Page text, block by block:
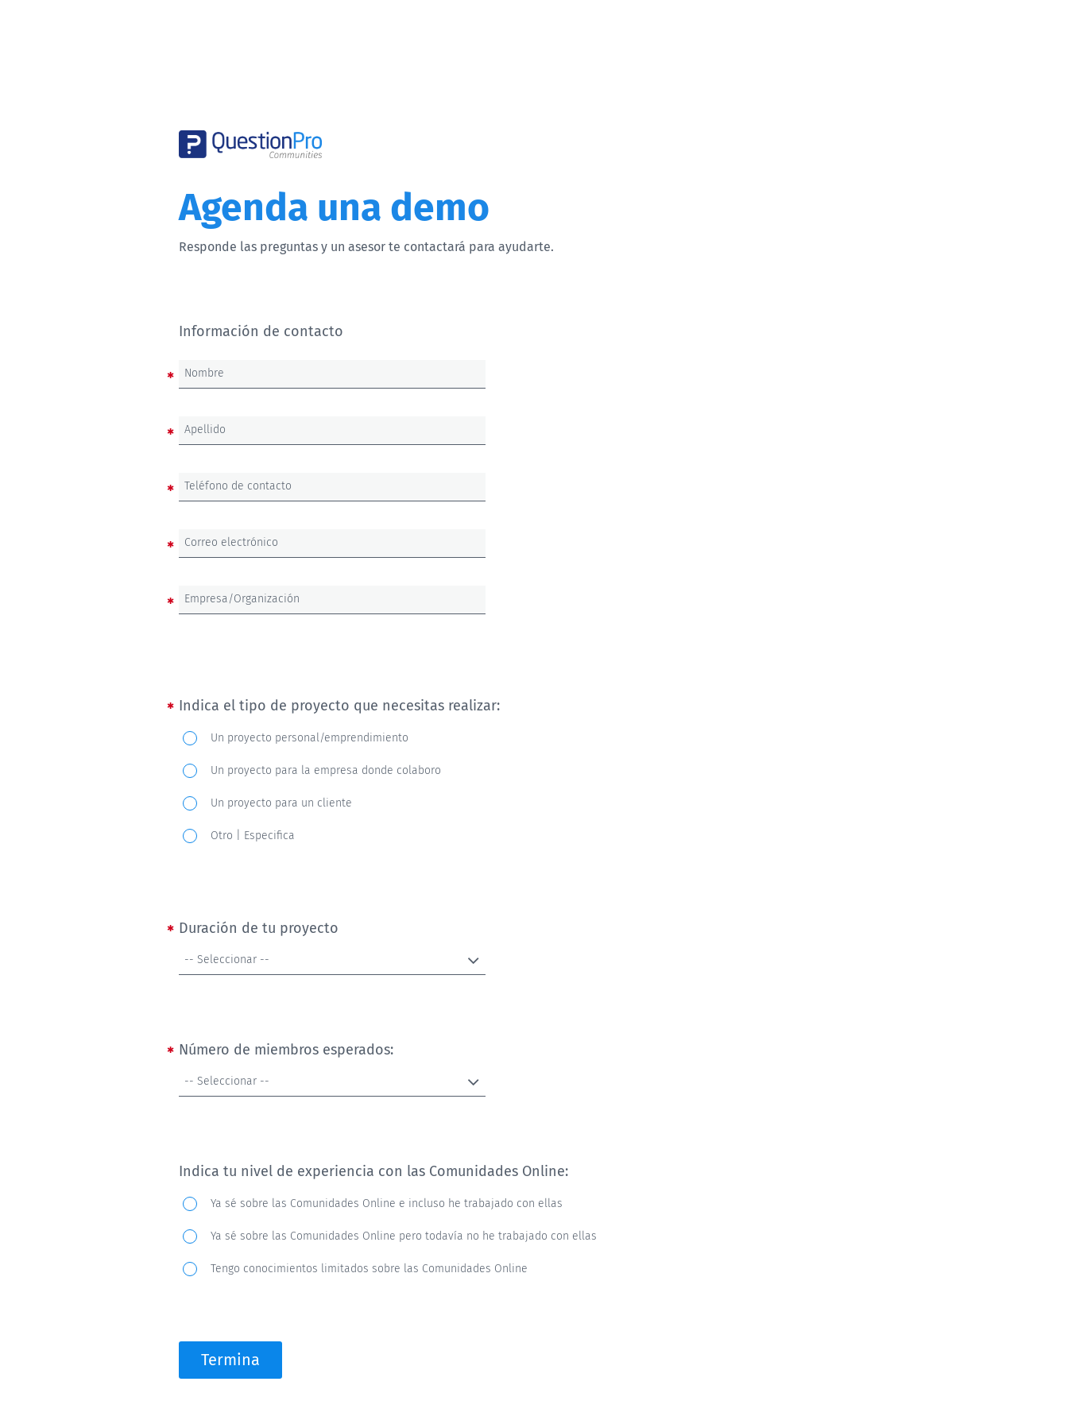
Agenda una demo
Responde las preguntas y un asesor te contactará para ayudarte.
Información de contacto
Nombre
Apellido
Teléfono de contacto
Correo electrónico
Empresa/Organización
Indica el tipo de proyecto que necesitas realizar:
Indica
el
tipo
de
proyecto
Un proyecto personal/emprendimiento
Un proyecto para la empresa donde colaboro
Un proyecto para un cliente
Otro | Especifica
Duración de tu proyecto
Duración
de
-- Seleccionar --
Número de miembros esperados:
Número
de
-- Seleccionar --
Indica tu nivel de experiencia con las Comunidades Online:
Indica
tu
nivel
de
las
Comunidades
Ya sé sobre las Comunidades Online e incluso he trabajado con ellas
Ya sé sobre las Comunidades Online pero todavía no he trabajado con ellas
Tengo conocimientos limitados sobre las Comunidades Online
Termina